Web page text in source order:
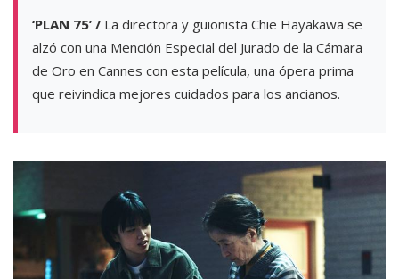
‘PLAN 75’ / La directora y guionista Chie Hayakawa se
alzó con una Mención Especial del Jurado de la Cámara
de Oro en Cannes con esta película, una ópera prima
que reivindica mejores cuidados para los ancianos.